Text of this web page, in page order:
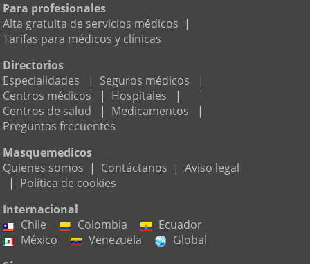
Para profesionales
Alta gratuita de servicios médicos |
Tarifas para médicos y clínicas
Directorios
Especialidades
| Seguros médicos
|
Centros médicos
| Hospitales
|
Centros de salud
| Medicamentos
|
Preguntas frecuentes
Masquemedicos
Quienes somos | Contáctanos | Aviso legal
| Política de cookies
Internacional
Chile
Colombia
Ecuador
México
Venezuela
Global